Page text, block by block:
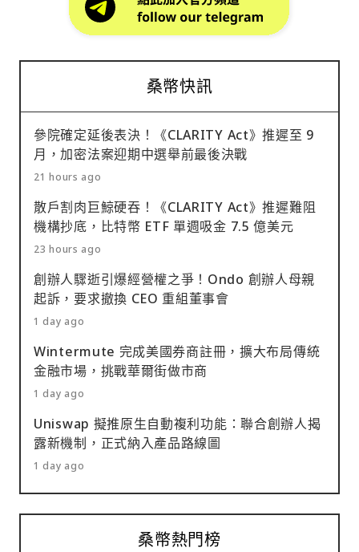
桑幣快訊
參院確定延後表決！《CLARITY Act》推遲至 9
月，加密法案迎期中選舉前最後決戰
21 hours ago
散戶割肉巨鯨硬吞！《CLARITY Act》推遲難阻
機構抄底，比特幣 ETF 單週吸金 7.5 億美元
23 hours ago
創辦人驟逝引爆經營權之爭！Ondo 創辦人母親
起訴，要求撤換 CEO 重組董事會
1 day ago
Wintermute 完成美國券商註冊，擴大布局傳統
金融市場，挑戰華爾街做市商
1 day ago
Uniswap 擬推原生自動複利功能：聯合創辦人揭
露新機制，正式納入產品路線圖
1 day ago
桑幣熱門榜